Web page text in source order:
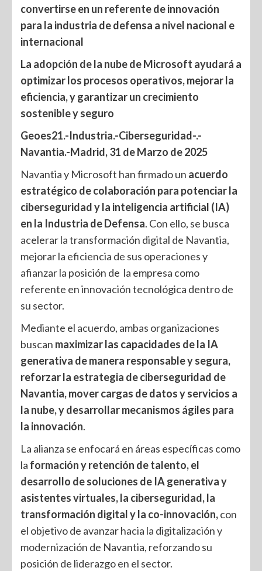
convertirse en un referente de innovación
para la industria de defensa a nivel nacional e
internacional
La adopción de la nube de Microsoft ayudará a
optimizar los procesos operativos, mejorar la
eficiencia, y garantizar un crecimiento
sostenible y seguro
Geoes21.-Industria.-Ciberseguridad-.-
Navantia.-Madrid, 31 de Marzo de 2025
Navantia y Microsoft han firmado un acuerdo
estratégico de colaboración para potenciar la
ciberseguridad y la inteligencia artificial (IA)
en la Industria de Defensa. Con ello, se busca
acelerar la transformación digital de Navantia,
mejorar la eficiencia de sus operaciones y
afianzar la posición de la empresa como
referente en innovación tecnológica dentro de
su sector.
Mediante el acuerdo, ambas organizaciones
buscan maximizar las capacidades de la IA
generativa de manera responsable y segura,
reforzar la estrategia de ciberseguridad de
Navantia, mover cargas de datos y servicios a
la nube, y desarrollar mecanismos ágiles para
la innovación.
La alianza se enfocará en áreas específicas como
la formación y retención de talento, el
desarrollo de soluciones de IA generativa y
asistentes virtuales, la ciberseguridad, la
transformación digital y la co-innovación,con
el objetivo de avanzar hacia la digitalización y
modernización de Navantia, reforzando su
posición de liderazgo en el sector.